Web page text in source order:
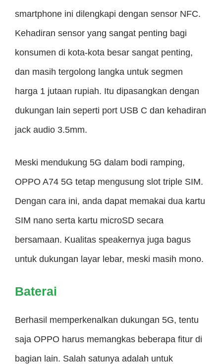
smartphone ini dilengkapi dengan sensor NFC.
Kehadiran sensor yang sangat penting bagi
konsumen di kota-kota besar sangat penting,
dan masih tergolong langka untuk segmen
harga 1 jutaan rupiah. Itu dipasangkan dengan
dukungan lain seperti port USB C dan kehadiran
jack audio 3.5mm.
Meski mendukung 5G dalam bodi ramping,
OPPO A74 5G tetap mengusung slot triple SIM.
Dengan cara ini, anda dapat memakai dua kartu
SIM nano serta kartu microSD secara
bersamaan. Kualitas speakernya juga bagus
untuk dukungan layar lebar, meski masih mono.
Baterai
Berhasil memperkenalkan dukungan 5G, tentu
saja OPPO harus memangkas beberapa fitur di
bagian lain. Salah satunya adalah untuk